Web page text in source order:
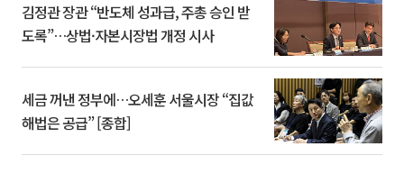
김정관 장관 “반도체 성과급, 주총 승인 받
도록”…상법·자본시장법 개정 시사
세금 꺼낸 정부에…오세훈 서울시장 “집값
해법은 공급” [종합]